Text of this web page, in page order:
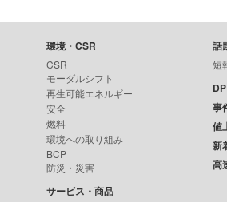
環境・CSR
CSR
モーダルシフト
再生可能エネルギー
安全
燃料
環境への取り組み
BCP
防災・災害
サービス・商品
話
短
事
値
新
高